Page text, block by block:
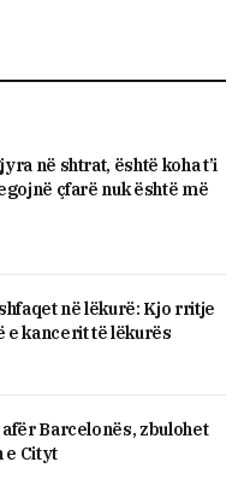
në shtrat, është koha t’i
çfarë nuk është më
në lëkurë: Kjo rritje
e kancerit të lëkurës
Barcelonës, zbulohet
e Cityt